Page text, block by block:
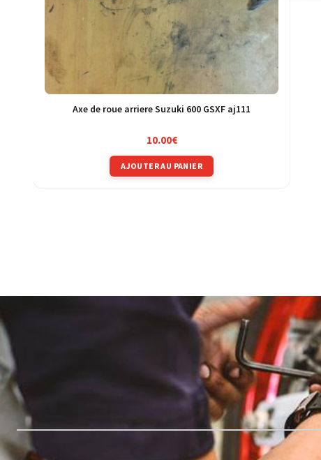
Axe de roue arriere Suzuki 600 GSXF aj111
10.00€
AJOUTER AU PANIER